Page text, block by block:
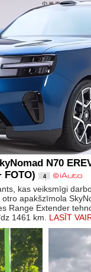
N70
4
kas veiksmīgi
apakšzīmola
Range Extender
1461 km. LASĪT